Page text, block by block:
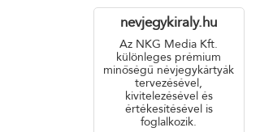
nevjegykiraly.hu
Az NKG Media Kft.
különleges prémium
minőségű névjegykártyák
tervezésével,
kivitelezésével és
értékesítésével is
foglalkozik.